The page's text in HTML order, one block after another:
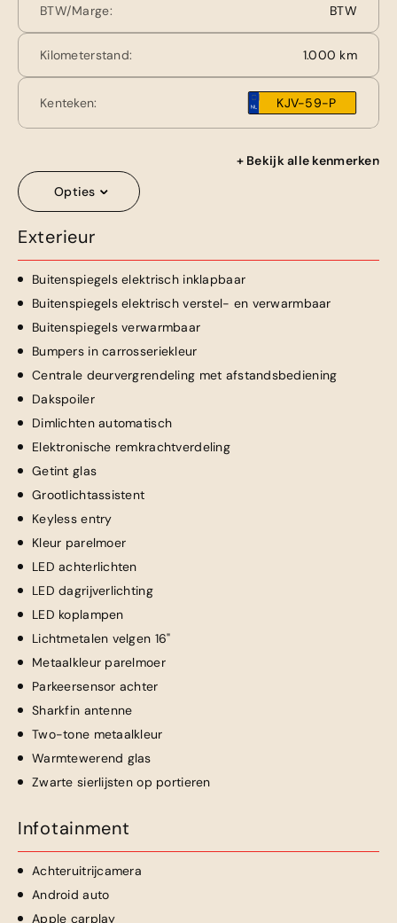
BTW/Marge: BTW
Kilometerstand: 1.000 km
Kenteken: KJV-59-P
+ Bekijk alle kenmerken
Opties
Exterieur
Buitenspiegels elektrisch inklapbaar
Buitenspiegels elektrisch verstel- en verwarmbaar
Buitenspiegels verwarmbaar
Bumpers in carrosseriekleur
Centrale deurvergrendeling met afstandsbediening
Dakspoiler
Dimlichten automatisch
Elektronische remkrachtverdeling
Getint glas
Grootlichtassistent
Keyless entry
Kleur parelmoer
LED achterlichten
LED dagrijverlichting
LED koplampen
Lichtmetalen velgen 16"
Metaalkleur parelmoer
Parkeersensor achter
Sharkfin antenne
Two-tone metaalkleur
Warmtewerend glas
Zwarte sierlijsten op portieren
Infotainment
Achteruitrijcamera
Android auto
Apple carplay